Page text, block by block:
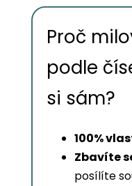
Proč
podle
si sám?
100%
Zbavíte
posílíte